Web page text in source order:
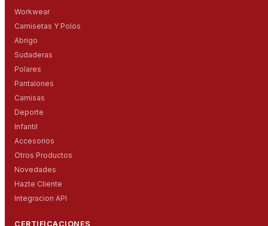
Workwear
Camisetas Y Polos
Abrigo
Sudaderas
Polares
Pantalones
Camisas
Deporte
Infantil
Accesorios
Otros Productos
Novedades
Hazte Cliente
Integracion API
CERTIFICACIONES